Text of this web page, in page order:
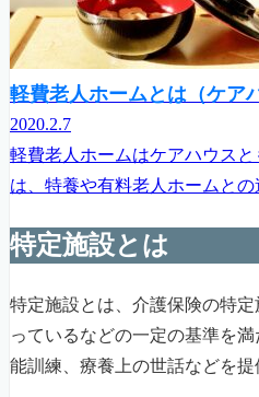
軽費老人ホームとは（ケア
2020.2.7
軽費老人ホームはケアハウス
は、特養や有料老人ホームと
特定施設とは
特定施設とは、介護保険の特
っているなどの一定の基準を
能訓練、療養上の世話などを提